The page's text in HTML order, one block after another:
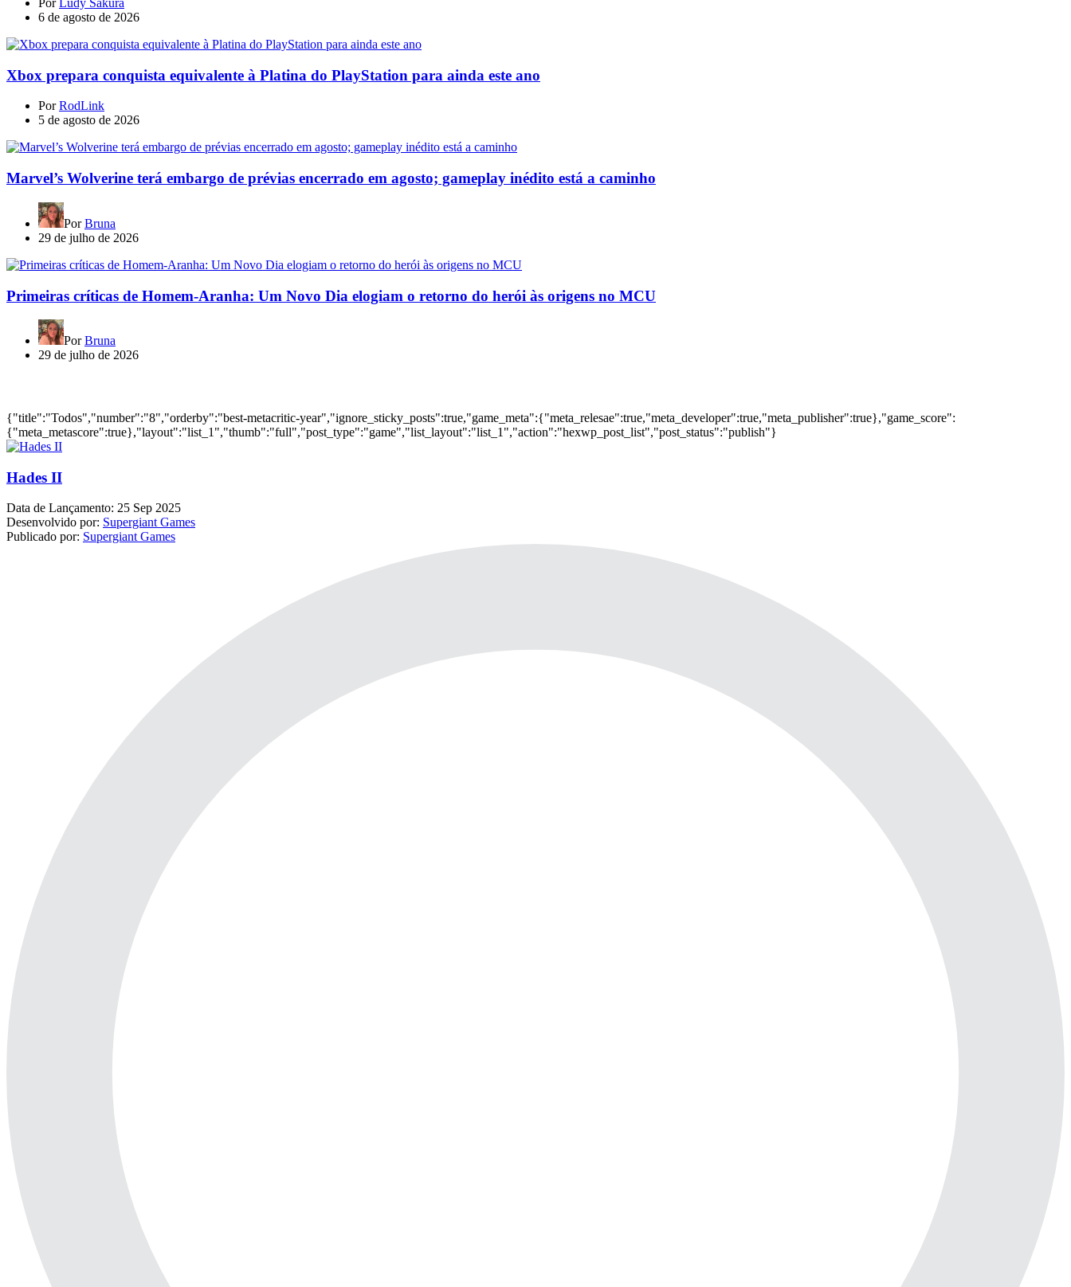
PorLudy Sakura
6 de agosto de 2026
Xbox prepara conquista equivalente à Platina do PlayStation para ainda este ano
PorRodLink
5 de agosto de 2026
Marvel’s Wolverine terá embargo de prévias encerrado em agosto; gameplay inédito está a caminho
PorBruna
29 de julho de 2026
Primeiras críticas de Homem-Aranha: Um Novo Dia elogiam o retorno do herói às origens no MCU
PorBruna
29 de julho de 2026
{"title":"Todos","number":"8","orderby":"best-metacritic-year","ignore_sticky_posts":true,"game_meta":{"meta_relesae":true,"meta_developer":true,"meta_publisher":true},"game_score":
{"meta_metascore":true},"layout":"list_1","thumb":"full","post_type":"game","list_layout":"list_1","action":"hexwp_post_list","post_status":"publish"}
Hades II
Data de Lançamento: 25 Sep 2025
Desenvolvido por: Supergiant Games
Publicado por: Supergiant Games